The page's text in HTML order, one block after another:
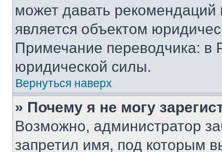
может давать
является объектом
Примечание переводчика: в
юридической силы.
Вернуться наверх
» Почему я не могу
Возможно, администратор
запретил имя, под которым